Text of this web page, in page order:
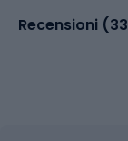
Recensioni (33